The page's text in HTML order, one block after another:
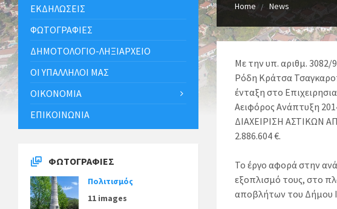
Home News
Με την υπ. αριθμ.
Ρόδη Κράτσα
ένταξη στο
Αειφόρος Ανάπτυξη
ΔΙΑΧΕΙΡΙΣΗ ΑΣΤΙΚΩΝ
2.886.604 €.
Το έργο αφορά στην
εξοπλισμό τους, στο
αποβλήτων του Δήμου
ΕΚΔΗΛΏΣΕΙΣ
ΦΩΤΟΓΡΑΦΊΕΣ
ΔΗΜΟΤΟΛΌΓΙΟ-ΛΗΞΙΑΡΧΕΊΟ
ΟΙ ΥΠΆΛΛΗΛΟΙ ΜΑΣ
ΟΙΚΟΝΟΜΊΑ
ΕΠΙΚΟΙΝΩΝΊΑ
ΦΩΤΟΓΡΑΦΊΕΣ
Πολιτισμός
11 images